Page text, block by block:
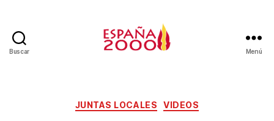
Buscar Menú
JUNTAS LOCALES VIDEOS